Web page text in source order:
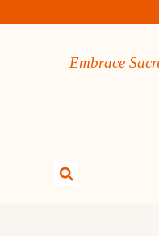
Embrace